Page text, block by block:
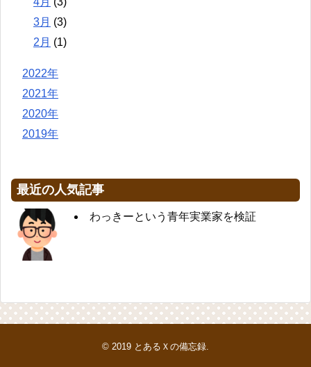
3月 (3)
2月 (1)
2022年
2021年
2020年
2019年
最近の人気記事
わっきーという青年実業家を検証
© 2019 とあるＸの備忘録